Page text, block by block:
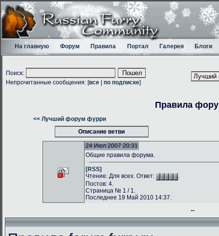
На главную Форум Правила Портал Галерея Блоги
Поиск:
Непрочитанные сообщения: [все по подписке]
Правила
<< Лучший форум фурри
Описание ветви
24 Июл 2007 20:31
Общие правила форума.
[RSS]
Чтение: Для всех. Ответ:
.
Постов: 4.
Страница № 1 / 1.
Последнее 19 Май 2010 14:37.
--